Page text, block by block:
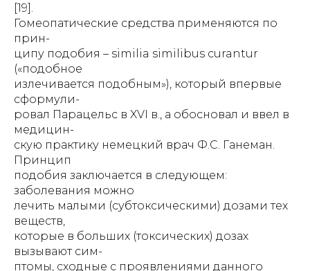
[19].
Гомеопатические средства применяются по
прин-
ципу подобия – similia similibus curantur
(«подобное
излечивается подобным»), который впервые
сформули-
ровал Парацельс в XVI в., а обосновал и ввел в
медицин-
скую практику немецкий врач Ф.С. Ганеман.
Принцип
подобия заключается в следующем:
заболевания можно
лечить малыми (субтоксическими) дозами тех
веществ,
которые в больших (токсических) дозах
вызывают сим-
птомы, сходные с проявлениями данного